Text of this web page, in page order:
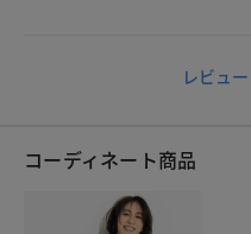
レビュ
コーディネート商品